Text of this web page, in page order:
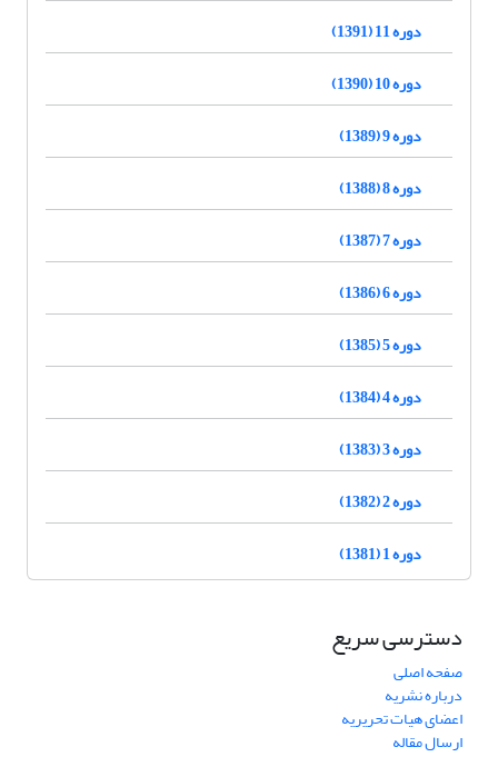
دوره 11 (1391)
دوره 10 (1390)
دوره 9 (1389)
دوره 8 (1388)
دوره 7 (1387)
دوره 6 (1386)
دوره 5 (1385)
دوره 4 (1384)
دوره 3 (1383)
دوره 2 (1382)
دوره 1 (1381)
دسترسی سریع
صفحه اصلی
درباره نشریه
اعضای هیات تحریریه
ارسال مقاله